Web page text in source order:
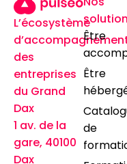
L’écosystème
des
entreprises
du Grand
Dax
1 av. de la
gare, 40100
Dax
Être
Être
de